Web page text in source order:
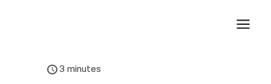
3 minutes